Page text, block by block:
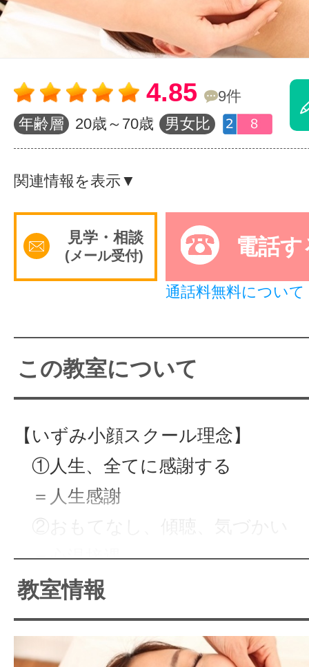
やりたいこ
グッドスク
サイトマッ
4.85
9件
年齢層
20歳～70歳 男女比
関連情報を表示▼
見学・相談
(メール受付) 電話す
通話料無料について
この教室について
【いずみ小顔スクール理念】
①人生、全てに感謝する
＝人生感謝
②おもてなし、傾聴、気づかい
＝心温接遇
③人に喜んでもらう・尽くす
＝利他精神
教室情報